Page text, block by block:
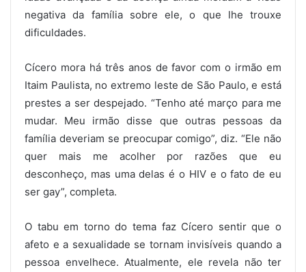
negativa da família sobre ele, o que lhe trouxe
dificuldades.
Cícero mora há três anos de favor com o irmão em
Itaim Paulista, no extremo leste de São Paulo, e está
prestes a ser despejado. “Tenho até março para me
mudar. Meu irmão disse que outras pessoas da
família deveriam se preocupar comigo”, diz. “Ele não
quer mais me acolher por razões que eu
desconheço, mas uma delas é o HIV e o fato de eu
ser gay”, completa.
O tabu em torno do tema faz Cícero sentir que o
afeto e a sexualidade se tornam invisíveis quando a
pessoa envelhece. Atualmente, ele revela não ter